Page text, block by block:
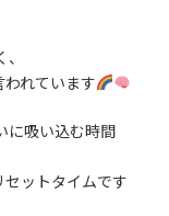
われています
に吸い込む時間
セットタイムです